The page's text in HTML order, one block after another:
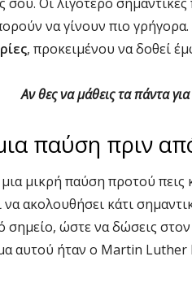
να γίνουν πιο
, προκειμένου να δοθεί
Αν θες να μάθεις τα πάντα
παύση πριν
μικρή παύση προτού πεις
να ακολουθήσει κάτι
σημείο, ώστε να δώσεις
αυτού ήταν ο Martin Luther